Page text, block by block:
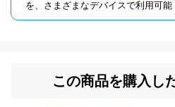
を、さまざまなデバイスで利用可能
この商品を購入し